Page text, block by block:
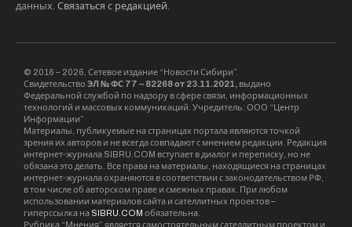
данных. Связаться с редакцией.
© 2016 – 2026, Сетевое издание “Новости Сибири”.
Свидетельство ЭЛ № ФС 77 – 82268 от 23.11.2021, выдано
Федеральной службой по надзору в сфере связи, информационных
технологий и массовых коммуникаций. Учредитель: ООО “Центр
Информации”
Материалы, публикуемые на страницах портала являются точкой
зрения их авторов и не всегда совпадают с мнением редакции. Редакция
интернет-журнала SIBRU.COM вступает в диалог и переписку, но не
обязана это делать. Все права на материалы, находящиеся на страницах
интернет-журнала охраняются в соответствии с законодательством РФ,
в том числе об авторском праве и смежных правах. При любом
использовании материалов сайта и сателлитных проектов –
гиперссылка на SIBRU.COM обязательна.
Рубрика “Мнения” является самостоятельным сателлитным проектом и